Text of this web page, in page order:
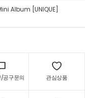
Album [UNIQUE]
공구문의 관심상품